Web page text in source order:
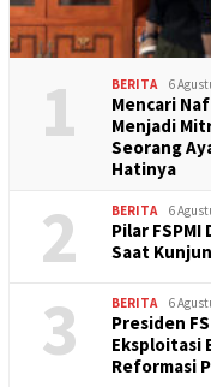
1 BERITA 6
Mencari
Menjadi
Seorang
Hatinya
2 BERITA 6
Pilar
Saat
3 BERITA 6
Presiden
Eksploitasi
Reformasi